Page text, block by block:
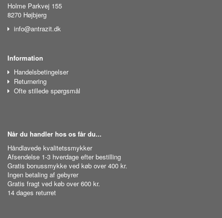
Holme Parkvej 155
8270 Højbjerg
info@antrazit.dk
Information
Handelsbetingelser
Returnering
Ofte stillede spørgsmål
Når du handler hos os får du...
Håndlavede kvalitetssmykker
Afsendelse 1-3 hverdage efter bestilling
Gratis bonussmykke ved køb over 400 kr.
Ingen betaling af gebyrer
Gratis fragt ved køb over 600 kr.
14 dages returret